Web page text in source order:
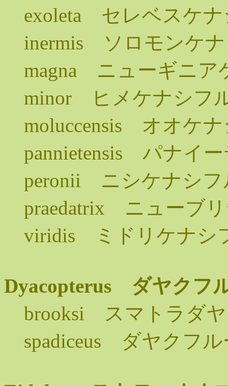
exoleta セレベスケナ
inermis ソロモンケナ
magna ニューギニア
minor ヒメケナシフ
moluccensis オオケナ
pannietensis パナイ
peronii ニシケナシフ
praedatrix ニューブリ
viridis ミドリケナシ
Dyacopterus ダヤクフ
brooksi スマトラダヤ
spadiceus ダヤクフル